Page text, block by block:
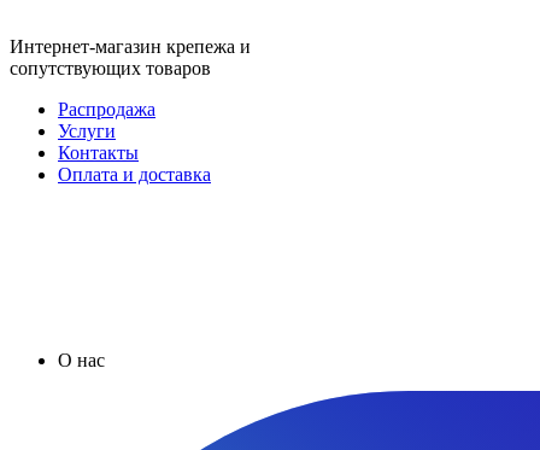
Интернет-магазин крепежа и
сопутствующих товаров
Распродажа
Услуги
Контакты
Оплата и доставка
О нас